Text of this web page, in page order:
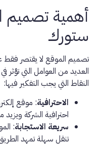
أهمية تصميم
ستورك
تصميم الموقع لا يقتصر
العديد من العوامل التي
النقاط التي يجب التفكير فيها:
الاحترافية: موقع
احترافية الشركة
سريعة الاستجابة:
تنقل سهلة تمهد